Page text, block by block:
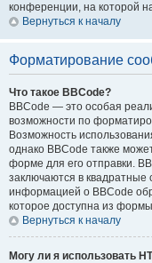
конференции, на которой
Вернуться к началу
Форматирование
Что такое BBCode?
BBCode — это особая
возможности по
Возможность
однако BBCode также
форме для его отправки.
заключаются в квадратные
информацией о BBCode
которое доступна из
Вернуться к началу
Могу ли я использовать